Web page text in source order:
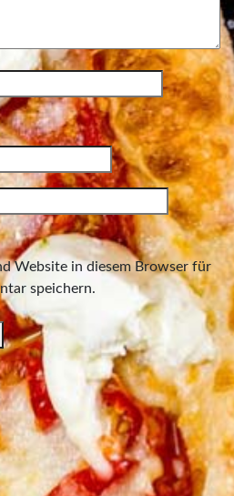
Website in diesem Browser für
speichern.